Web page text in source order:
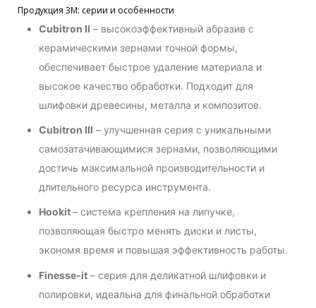
Продукция 3М: серии и особенности
Cubitron II – высокоэффективный абразив с
керамическими зернами точной формы,
обеспечивает быстрое удаление материала и
высокое качество обработки. Подходит для
шлифовки древесины, металла и композитов.
Cubitron III – улучшенная серия с уникальными
самозатачивающимися зернами, позволяющими
достичь максимальной производительности и
длительного ресурса инструмента.
Hookit– система крепления на липучке,
позволяющая быстро менять диски и листы,
экономя время и повышая эффективность работы.
Finesse-it – серия для деликатной шлифовки и
полировки, идеальна для финальной обработки